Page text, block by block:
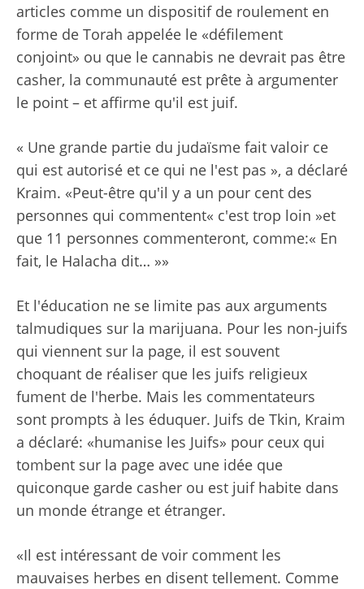
articles comme un dispositif de roulement en
forme de Torah appelée le «défilement
conjoint» ou que le cannabis ne devrait pas être
casher, la communauté est prête à argumenter
le point – et affirme qu'il est juif.
« Une grande partie du judaïsme fait valoir ce
qui est autorisé et ce qui ne l'est pas », a déclaré
Kraim. «Peut-être qu'il y a un pour cent des
personnes qui commentent« c'est trop loin »et
que 11 personnes commenteront, comme:« En
fait, le Halacha dit… »»
Et l'éducation ne se limite pas aux arguments
talmudiques sur la marijuana. Pour les non-juifs
qui viennent sur la page, il est souvent
choquant de réaliser que les juifs religieux
fument de l'herbe. Mais les commentateurs
sont prompts à les éduquer. Juifs de Tkin, Kraim
a déclaré: «humanise les Juifs» pour ceux qui
tombent sur la page avec une idée que
quiconque garde casher ou est juif habite dans
un monde étrange et étranger.
«Il est intéressant de voir comment les
mauvaises herbes en disent tellement. Comme